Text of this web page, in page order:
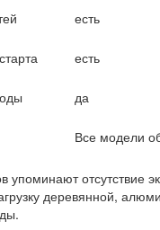
есть
есть
да
Все модели
упоминают отсутствие
деревянной,